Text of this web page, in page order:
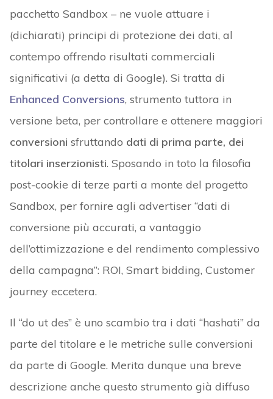
pacchetto Sandbox – ne vuole attuare i
(dichiarati) principi di protezione dei dati, al
contempo offrendo risultati commerciali
significativi (a detta di Google). Si tratta di
Enhanced Conversions, strumento tuttora in
versione beta, per controllare e ottenere maggiori
conversioni sfruttando dati di prima parte, dei
titolari inserzionisti. Sposando in toto la filosofia
post-cookie di terze parti a monte del progetto
Sandbox, per fornire agli advertiser “dati di
conversione più accurati, a vantaggio
dell’ottimizzazione e del rendimento complessivo
della campagna”: ROI, Smart bidding, Customer
journey eccetera.
Il “do ut des” è uno scambio tra i dati “hashati” da
parte del titolare e le metriche sulle conversioni
da parte di Google. Merita dunque una breve
descrizione anche questo strumento già diffuso